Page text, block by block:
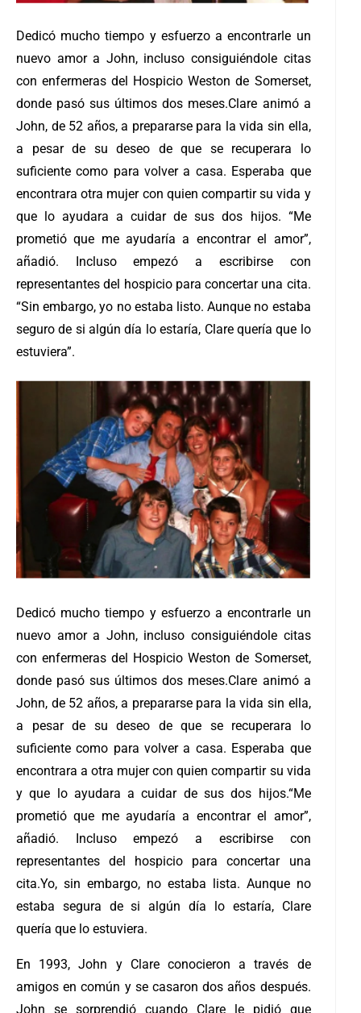
Dedicó mucho tiempo y esfuerzo a encontrarle un
nuevo amor a John, incluso consiguiéndole citas
con enfermeras del Hospicio Weston de Somerset,
donde pasó sus últimos dos meses.Clare animó a
John, de 52 años, a prepararse para la vida sin ella,
a pesar de su deseo de que se recuperara lo
suficiente como para volver a casa. Esperaba que
encontrara otra mujer con quien compartir su vida y
que lo ayudara a cuidar de sus dos hijos. “Me
prometió que me ayudaría a encontrar el amor”,
añadió. Incluso empezó a escribirse con
representantes del hospicio para concertar una cita.
“Sin embargo, yo no estaba listo. Aunque no estaba
seguro de si algún día lo estaría, Clare quería que lo
estuviera”.
Dedicó mucho tiempo y esfuerzo a encontrarle un
nuevo amor a John, incluso consiguiéndole citas
con enfermeras del Hospicio Weston de Somerset,
donde pasó sus últimos dos meses.Clare animó a
John, de 52 años, a prepararse para la vida sin ella,
a pesar de su deseo de que se recuperara lo
suficiente como para volver a casa. Esperaba que
encontrara a otra mujer con quien compartir su vida
y que lo ayudara a cuidar de sus dos hijos.“Me
prometió que me ayudaría a encontrar el amor”,
añadió. Incluso empezó a escribirse con
representantes del hospicio para concertar una
cita.Yo, sin embargo, no estaba lista. Aunque no
estaba segura de si algún día lo estaría, Clare
quería que lo estuviera.
En 1993, John y Clare conocieron a través de
amigos en común y se casaron dos años después.
John se sorprendió cuando Clare le pidió que